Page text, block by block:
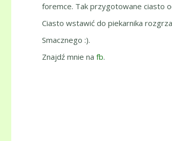
foremce. Tak przygotowane ciasto
Ciasto wstawić do piekarnika
Smacznego :).
Znajdź mnie na fb.